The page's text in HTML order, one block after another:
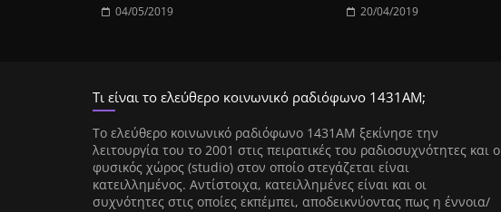
04/05/2019 20/04/2019
Τι είναι το ελεύθερο κοινωνικό ραδιόφωνο 1431ΑΜ;
Tο ελεύθερο κοινωνικό ραδιόφωνο 1431AM ξεκίνησε την
λειτουργία του το 2001 στις πειρατικές του ραδιοσυχνότητες και ο
φυσικός χώρος (studio) στον οποίο στεγάζεται είναι
κατειλλημένος. Αντίστοιχα, κατειλλημένες είναι και οι
συχνότητες στις οποίες εκπέμπει, αποδεικνύοντας πως η έννοια/